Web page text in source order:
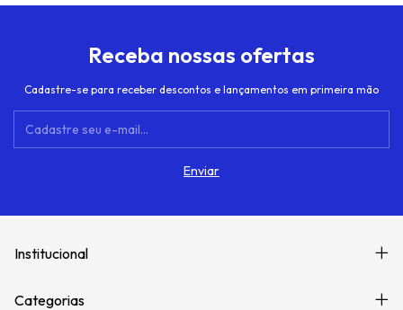
Receba nossas ofertas
Cadastre-se para receber descontos e lançamentos em primeira mão
Institucional
Categorias